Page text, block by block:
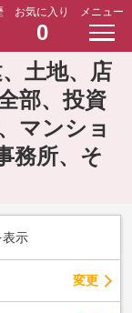
お気に入り
0
メニュー
土地、店
部、投資
マンショ
務所、そ
示
変更